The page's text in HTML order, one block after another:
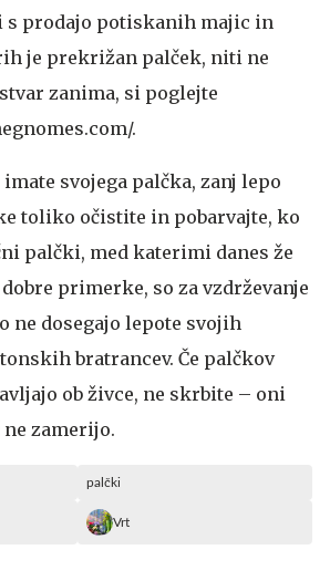
s prodajo potiskanih majic in
je prekrižan palček, niti ne
zanima, si poglejte
.
svojega palčka, zanj lepo
toliko očistite in pobarvajte, ko
palčki, med katerimi danes že
primerke, so za vzdrževanje
ne dosegajo lepote svojih
bratrancev. Če palčkov
ob živce, ne skrbite – oni
zamerijo.
palčki
Vrt